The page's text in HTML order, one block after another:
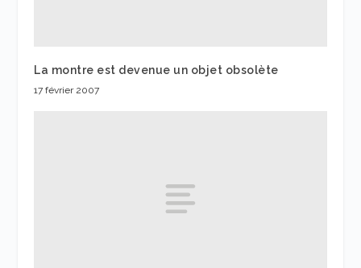
La montre est devenue un objet obsolète
17 février 2007